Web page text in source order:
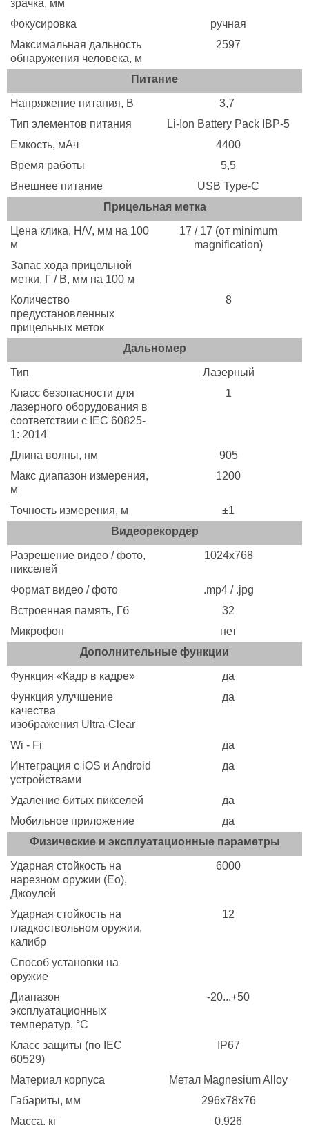
зрачка, мм
Фокусировка
ручная
Максимальная дальность
обнаружения человека, м
2597
Питание
Напряжение питания, B
3,7
Тип элементов питания
Li-Ion Battery Pack IBP-5
Емкость, мАч
4400
Время работы
5,5
Внешнее питание
USB Type-C
Прицельная метка
Цена клика, H/V, мм на 100
м
17 / 17 (от minimum
magnification)
Запас хода прицельной
метки, Г / В, мм на 100 м
Количество
предустановленных
прицельных меток
8
Дальномер
Тип
Лазерный
Класс безопасности для
лазерного оборудования в
соответствии с IEC 60825-
1: 2014
1
Длина волны, нм
905
Макс диапазон измерения,
м
1200
Точность измерения, м
±1
Видеорекордер
Разрешение видео / фото,
пикселей
1024x768
Формат видео / фото
.mp4 / .jpg
Встроенная память, Гб
32
Микрофон
нет
Дополнительные функции
Функция «Кадр в кадре»
да
Функция улучшение
качества
изображения Ultra-Clear
да
Wi - Fi
да
Интеграция с iOS и Android
устройствами
да
Удаление битых пикселей
да
Мобильное приложение
да
Физические и эксплуатационные параметры
Ударная стойкость на
нарезном оружии (Eo),
Джоулей
6000
Ударная стойкость на
гладкоствольном оружии,
калибр
12
Способ установки на
оружие
Диапазон
эксплуатационных
температур, °C
-20...+50
Класс защиты (по IEC
60529)
IP67
Материал корпуса
Метал Magnesium Alloy
Габариты, мм
296x78x76
Масса, кг
0,926